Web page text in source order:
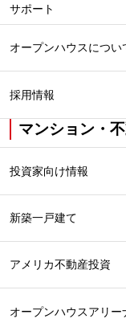
サポート
オープンハウスについ
採用情報
マンション・
投資家向け情報
新築一戸建て
アメリカ不動産投資
オープンハウスアリー